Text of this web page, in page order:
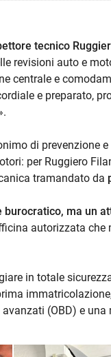
tecnico
revisioni auto e
centrale e
e preparato,
di prevenzione
per Ruggiero
tramandato da
burocratico, ma un
autorizzata che
in totale
(OBD) e una